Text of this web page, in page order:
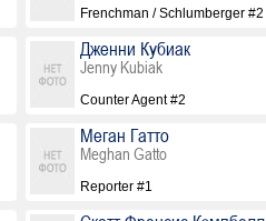
Frenchman / Schlumberger #2
Дженни Кубиак
Jenny Kubiak
Counter Agent #2
Меган Гатто
Meghan Gatto
Reporter #1